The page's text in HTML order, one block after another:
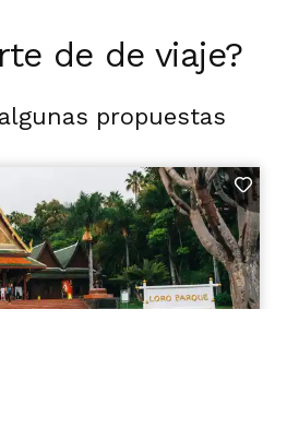
de de viaje?
propuestas